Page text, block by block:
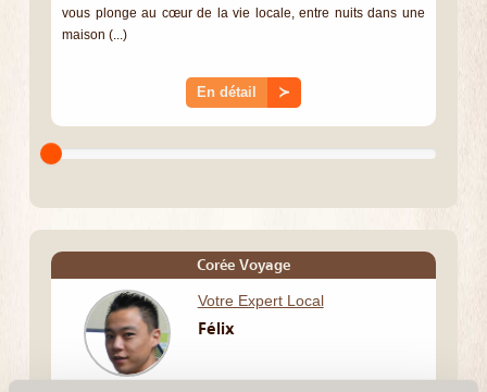
vous plonge au cœur de la vie locale, entre nuits dans une
maison (...)
En détail ≻
Corée Voyage
Votre Expert Local
Félix